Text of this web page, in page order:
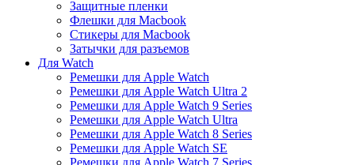
Защитные пленки
Флешки для Macbook
Стикеры для Macbook
Затычки для разъемов
Для Watch
Ремешки для Apple Watch
Ремешки для Apple Watch Ultra 2
Ремешки для Apple Watch 9 Series
Ремешки для Apple Watch Ultra
Ремешки для Apple Watch 8 Series
Ремешки для Apple Watch SE
Ремешки для Apple Watch 7 Series